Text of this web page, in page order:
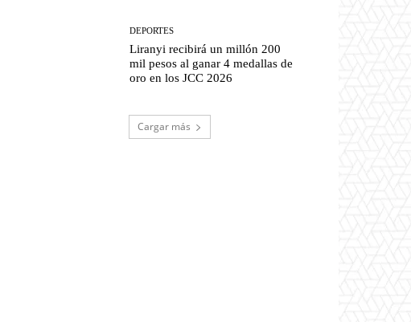
DEPORTES
Liranyi recibirá un millón 200
mil pesos al ganar 4 medallas de
oro en los JCC 2026
Cargar más